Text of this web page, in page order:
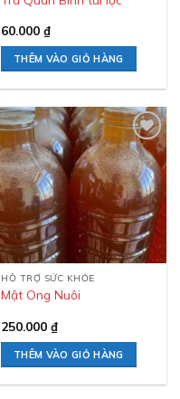
60.000₫
THÊM VÀO GIỎ HÀNG
Add to
wishlist
HỖ TRỢ SỨC KHỎE
Mật Ong Nuôi
250.000₫
THÊM VÀO GIỎ HÀNG